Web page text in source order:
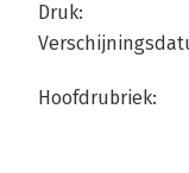
Druk:
Hoofdrubriek: